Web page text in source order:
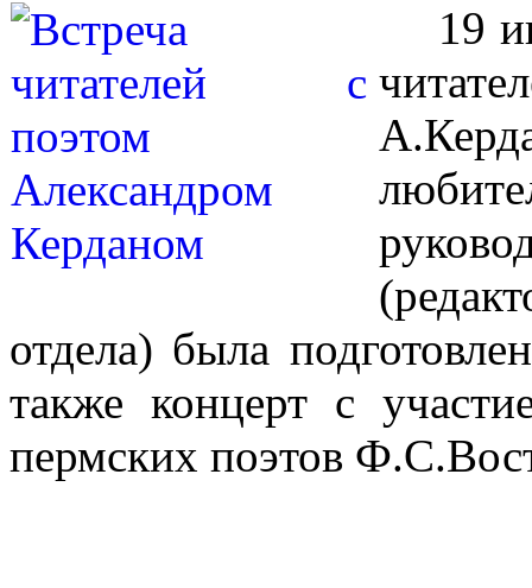
19
отдела) была
также концерт с
пермских поэтов